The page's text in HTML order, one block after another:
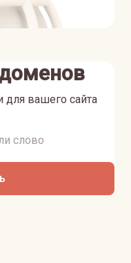
для вашего сайта